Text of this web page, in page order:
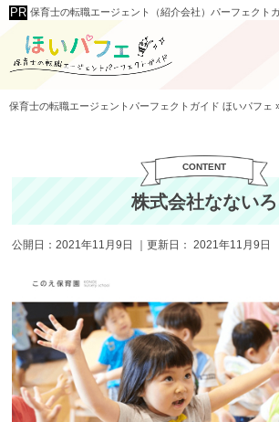
保育士の転職エージェント（紹介会社）パーフェクト
保育士の転職エージェントパーフェクトガイド ほいパフェ
株式会社なないろ
公開日：2021年11月9日 ｜更新日：2021年11月9日